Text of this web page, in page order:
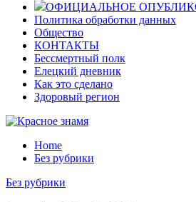
ОФИЦИАЛЬНОЕ
Политика обработки данных
Общество
КОНТАКТЫ
Бессмертный полк
Елецкий дневник
Как это сделано
Здоровый регион
Home
Без рубрики
Без рубрики